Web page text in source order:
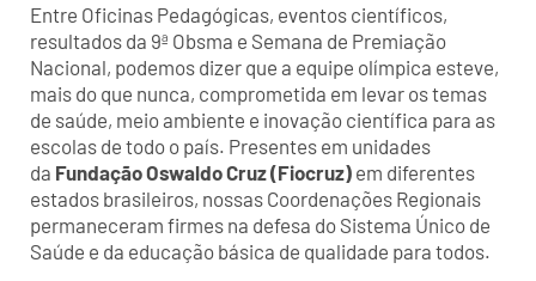
Entre Oficinas Pedagógicas, eventos científicos,
resultados da 9ª Obsma e Semana de Premiação
Nacional, podemos dizer que a equipe olímpica esteve,
mais do que nunca, comprometida em levar os temas
de saúde, meio ambiente e inovação científica para as
escolas de todo o país. Presentes em unidades
da Fundação Oswaldo Cruz (Fiocruz) em diferentes
estados brasileiros, nossas Coordenações Regionais
permaneceram firmes na defesa do Sistema Único de
Saúde e da educação básica de qualidade para todos.